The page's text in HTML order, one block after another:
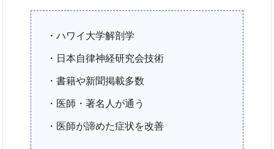
・ハワイ大学解剖学
・日本自律神経研究会技術
・書籍や新聞掲載多数
・医師・著名人が通う
・医師が諦めた症状を改善